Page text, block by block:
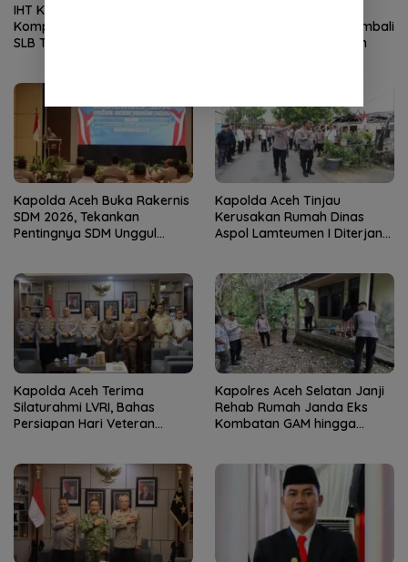
IHT Ketunaan Perkuat
Kompetensi Guru Non-PLB di
SLB TNCC
Dipertanyakan, Aceh Kembali
Terancam Jadi Penonton
Kapolda Aceh Buka Rakernis
SDM 2026, Tekankan
Pentingnya SDM Unggul
Kapolda Aceh Tinjau
Kerusakan Rumah Dinas
Aspol Lamteumen I Diterjang
Kapolda Aceh Terima
Silaturahmi LVRI, Bahas
Persiapan Hari Veteran
Kapolres Aceh Selatan Janji
Rehab Rumah Janda Eks
Kombatan GAM hingga